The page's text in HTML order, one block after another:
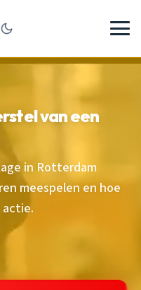
van een
in Rotterdam
meespelen en hoe